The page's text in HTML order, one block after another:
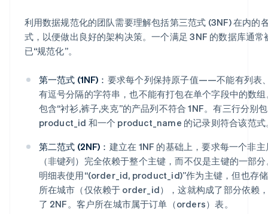
利用数据规范化的团队需要理解包括第三范式 (3NF) 在内的
式，以便做出良好的架构决策。一个满足 3NF 的数据库通常
已“规范化”。
第一范式 (1NF)： 要求每个列保持原子值——不能有列表
有逗号分隔的字符串，也不能有打包在单个字段中的数
包含“衬衫,裤子,夹克”的产品列不符合 1NF。有三行分别
product_id 和一个 product_name 的记录则符合该范式
第二范式 (2NF)： 建立在 1NF 的基础上，要求每一个非主
（非键列）完全依赖于整个主键，而不仅是主键的一部
明细表使用“(order_id, product_id)”作为主键，但也存
所在城市（仅依赖于 order_id），这就构成了部分依赖
了 2NF。客户所在城市属于订单（orders）表。